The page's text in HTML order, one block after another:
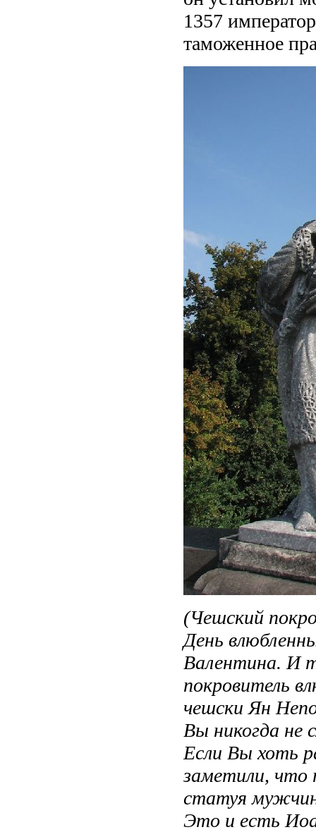
1357
таможенное
(Чешский
День
Валентина. И
покровитель
чешски Ян
Вы никогда не
Если Вы хоть
заметили, что
статуя
Это и есть